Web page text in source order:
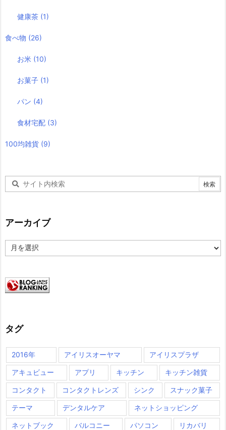
健康茶 (1)
食べ物 (26)
お米 (10)
お菓子 (1)
パン (4)
食材宅配 (3)
100均雑貨 (9)
アーカイブ
ー
ブ
タグ
2016年 アイリスオーヤマ アイリスプラザ
アキュビュー アプリ キッチン キッチン雑貨
コンタクト コンタクトレンズ シンク スナック菓子
テーマ デンタルケア ネットショッピング
ネットブック バルコニー パソコン リカバリ